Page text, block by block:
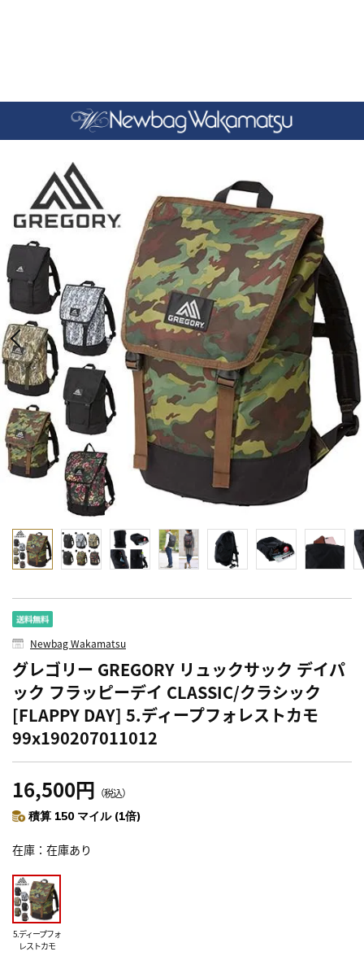
Newbag Wakamatsu
グレゴリー GREGORY リュックサック デイパ
ック フラッピーデイ CLASSIC/クラシック
[FLAPPY DAY] 5.ディープフォレストカモ
99x190207011012
16,500円 （税込）
積算 150 マイル (1倍)
在庫 在庫あり
5.ディープフォ
レストカモ